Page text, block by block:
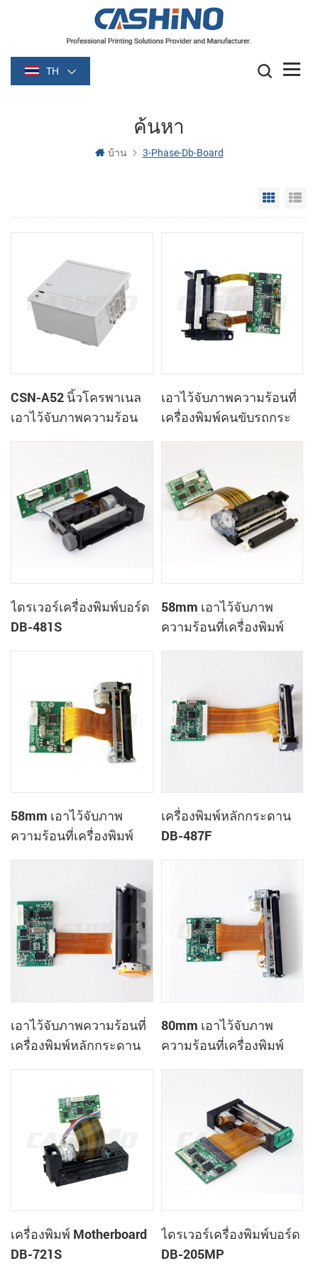
TH
ค้นหา
บ้าน 3-Phase-Db-Board
Grid
CSN-A52 นิ้วโครพาเนล
เอาไว้จับภาพความร้อน
เอาไว้จับภาพความร้อนที่
เครื่องพิมพ์คนขับรถกระ
ไดรเวอร์เครื่องพิมพ์บอร์ด
DB-481S
58mm เอาไว้จับภาพ
ความร้อนที่เครื่องพิมพ์
58mm เอาไว้จับภาพ
ความร้อนที่เครื่องพิมพ์
เครื่องพิมพ์หลักกระดาน
DB-487F
เอาไว้จับภาพความร้อนที่
เครื่องพิมพ์หลักกระดาน
80mm เอาไว้จับภาพ
ความร้อนที่เครื่องพิมพ์
เครื่องพิมพ์ Motherboard
DB-721S
ไดรเวอร์เครื่องพิมพ์บอร์ด
DB-205MP